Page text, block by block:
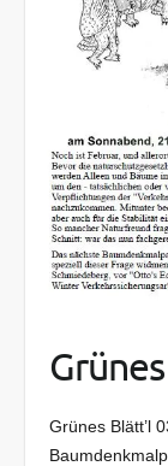
Grünes Blätt’l